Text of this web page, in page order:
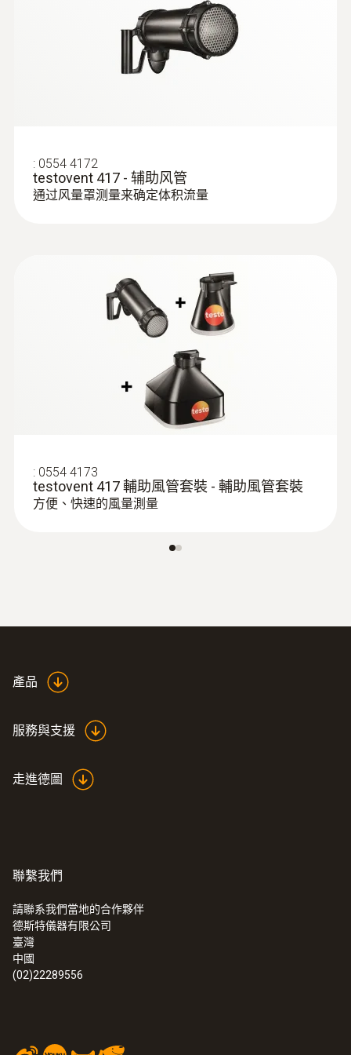
testo 417 套装 1 - 风量罩套装
0563 4172
testo 417 套装2 - 辅助风管套装
: 0563 4354
仪
: 0554 4172
testovent 417 - 辅助风管
通过风量罩测量来确定体积流量
: 0554 4173
testovent 417 輔助風管套裝 - 輔助風管套裝
方便、快速的風量測量
產品
服務與支援
走進德圖
聯繫我們
請聯系我們當地的合作夥伴
德斯特儀器有限公司
臺灣
中國
(02)22289556